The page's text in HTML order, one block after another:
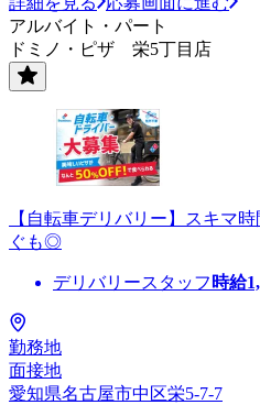
アルバイト・パート
ドミノ・ピザ 栄5丁目店
【自転車デリバリー】スキマ
ぐも◎
デリバリースタッフ 時給
勤務地
面接地
愛知県名古屋市中区栄5-7-7